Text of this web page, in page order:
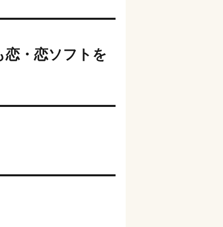
・恋ソフトを